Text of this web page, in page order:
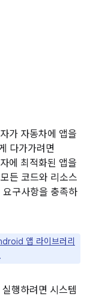
가 자동차에 앱을
다가가려면
에 최적화된 앱을
든 코드와 리소스
구사항을 충족하
앱 라이브러리
행하려면 시스템